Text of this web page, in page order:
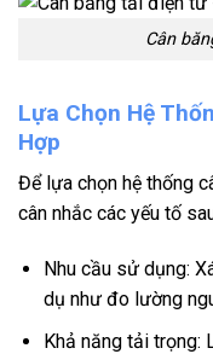
Cân
Lựa Chọn Hệ
Hợp
Để lựa chọn hệ thống
cân nhắc các yếu tố
Nhu cầu sử dụng:
dụ như đo lường
Khả năng tải trọng: